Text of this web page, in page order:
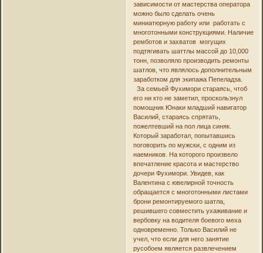
зависимости от мастерства оператора
можно было сделать очень
миниатюрную работу или работать с
многотонными конструкциями. Наличие
ремботов и захватов могущих
подтягивать шаттлы массой до 10,000
тонн, позволяло производить ремонты
шатлов, что являлось дополнительным
заработком для экипажа Пепеладза.
За семьей Фухимори стараясь, чтоб
его ни кто не заметил, проскользнул
помощник Юнаки младший навигатор
Василий, стараясь спрятать,
пожелтевший на пол лица синяк.
Который заработал, попытавшись
поговорить по мужски, с одним из
наемников. На которого произвело
впечатление красота и мастерство
дочери Фухимори. Увидев, как
Валентина с ювелирной точность
обращается с многотонными листами
брони ремонтируемого шатла,
решившего совместить ухаживание и
вербовку на водителя боевого меха
одновременно. Только Василий не
учел, что если для него занятие
русобоем является развлечением